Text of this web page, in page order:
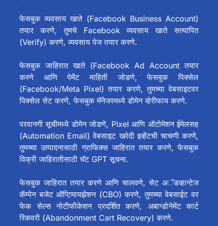
फेसबुक व्यवसाय खाते (Facebook Business Account)
तयार करणे, तुमचे Facebook व्यवसाय खाते सत्यापित
(Verify) करणे, व्यवसाय पेज तयार करणे.
फेसबुक जाहिरात खाते (Facebook Ad Account तयार
करणे आणि पेमेंट माहिती जोडणे, फेसबुक पिक्सेल
(Facebook/Meta Pixel) तयार करणे, तुमच्या वेबसाइटवर
पिक्सेल सेट करणे, फेसबुक मॅनेजरमध्ये डोमेन व्हेरीफाय करणे.
परवानगी सूचीमध्ये डोमेन जोडणे, Pixel आणि ऑटोमेशन ईमेलसह
(Automation Email) वेबसाइट खरेदी इव्हेंटची चाचणी करणे,
तुमच्या उत्पादनासाठी ग्राफिक्स जाहिरात तयार करणे, फेसबुक
विक्री जाहिरातीसाठी चॅट GPT सूचना.
फेसबुक जाहिरात तयार करणे आणि चालवणे, सेट अॅडव्हान्टेज
कॅम्पेन बजेट ऑप्टिमायझेशन (CBO) करणे, तुमच्या वेबसाईट वर
फेक सेल्स नोटीफीकेशन प्रदर्शित करणे, अबान्डोनेमेंट कार्ट
रिकवरी (Abandonment Cart Recovery) करणे.